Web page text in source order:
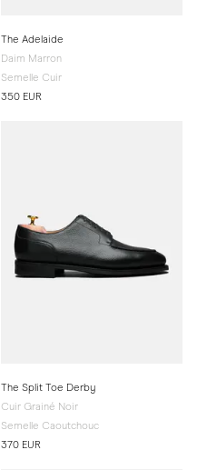
The Adelaide
Daim Marron
Semelle Cuir
350 EUR
The Split Toe Derby
Cuir Grainé Noir
Semelle Caoutchouc
370 EUR